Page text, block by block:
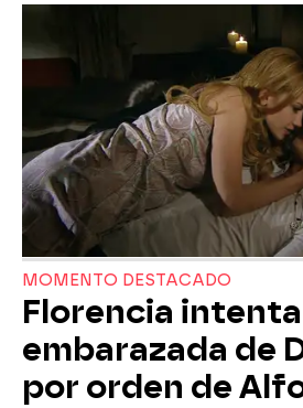
MOMENTO DESTACADO
Florencia
embarazada de
por orden de